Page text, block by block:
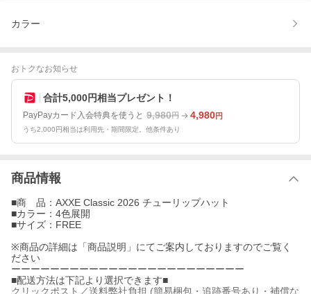
カラー
おトクなお知らせ
合計5,000円相当プレゼント！
PayPayカード入会特典を使うと 9,980円 4,980円
うち2,000円相当は利用先・期間限定。他条件あり
商品情報
■商 品：AXXE Classic 2026 チューリップハット
■カラー：4色展開
■サイズ：FREE
※商品の詳細は「商品説明」にてご案内しておりますのでご覧く
ださい
ーーーーーーーーーーーーーーーーーーーーーーーー
■配送方法は下記より選択できます■
クリックポスト／送料弊社負担 (簡易梱包・追跡番号あり・補償な